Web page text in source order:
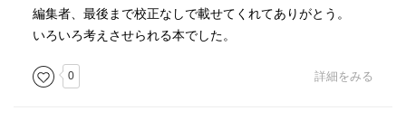
編集者、最後まで校正なしで載せてくれてありがとう。
いろいろ考えさせられる本でした。
0 詳細をみる